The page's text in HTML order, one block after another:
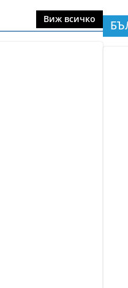
Виж всичко